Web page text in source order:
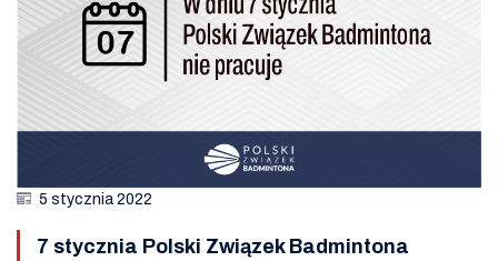
5 stycznia 2022
7 stycznia Polski Związek Badmintona